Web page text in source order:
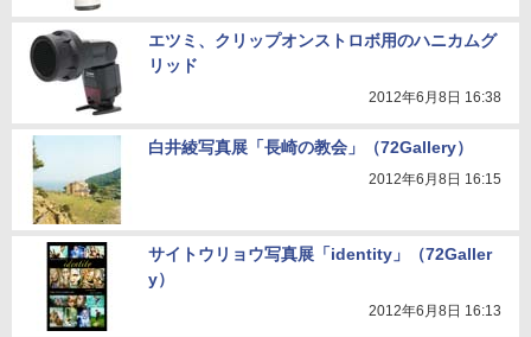
エツミ、クリップオンストロボ用のハニカムグ
リッド
2012年6月8日 16:38
白井綾写真展「長崎の教会」（72Gallery）
2012年6月8日 16:15
サイトウリョウ写真展「identity」（72Galler
y）
2012年6月8日 16:13